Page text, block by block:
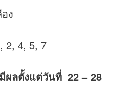
4, 5, 7
ผลตั้งแต่วันที่ 22 – 28